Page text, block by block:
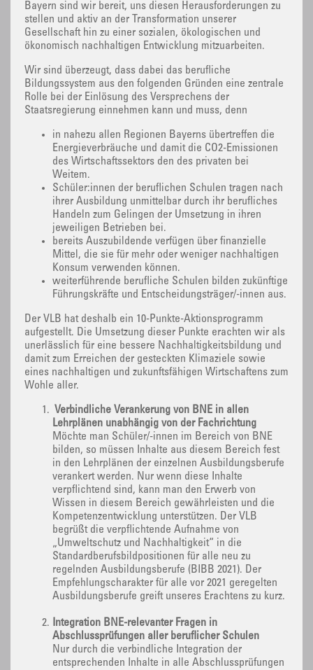
Bayern sind wir bereit, uns diesen Herausforderungen zu
stellen und aktiv an der Transformation unserer
Gesellschaft hin zu einer sozialen, ökologischen und
ökonomisch nachhaltigen Entwicklung mitzuarbeiten.
Wir sind überzeugt, dass dabei das berufliche
Bildungssystem aus den folgenden Gründen eine zentrale
Rolle bei der Einlösung des Versprechens der
Staatsregierung einnehmen kann und muss, denn
in nahezu allen Regionen Bayerns übertreffen die
Energieverbräuche und damit die CO2-Emissionen
des Wirtschaftssektors den des privaten bei
Weitem.
Schüler:innen der beruflichen Schulen tragen nach
ihrer Ausbildung unmittelbar durch ihr berufliches
Handeln zum Gelingen der Umsetzung in ihren
jeweiligen Betrieben bei.
bereits Auszubildende verfügen über finanzielle
Mittel, die sie für mehr oder weniger nachhaltigen
Konsum verwenden können.
weiterführende berufliche Schulen bilden zukünftige
Führungskräfte und Entscheidungsträger/-innen aus.
Der VLB hat deshalb ein 10-Punkte-Aktionsprogramm
aufgestellt. Die Umsetzung dieser Punkte erachten wir als
unerlässlich für eine bessere Nachhaltigkeitsbildung und
damit zum Erreichen der gesteckten Klimaziele sowie
eines nachhaltigen und zukunftsfähigen Wirtschaftens zum
Wohle aller.
Verbindliche Verankerung von BNE in allen
Lehrplänen unabhängig von der Fachrichtung
Möchte man Schüler/-innen im Bereich von BNE
bilden, so müssen Inhalte aus diesem Bereich fest
in den Lehrplänen der einzelnen Ausbildungsberufe
verankert werden. Nur wenn diese Inhalte
verpflichtend sind, kann man den Erwerb von
Wissen in diesem Bereich gewährleisten und die
Kompetenzentwicklung unterstützen. Der VLB
begrüßt die verpflichtende Aufnahme von
„Umweltschutz und Nachhaltigkeit“ in die
Standardberufsbildpositionen für alle neu zu
regelnden Ausbildungsberufe (BIBB 2021). Der
Empfehlungscharakter für alle vor 2021 geregelten
Ausbildungsberufe greift unseres Erachtens zu kurz.
Integration BNE-relevanter Fragen in
Abschlussprüfungen aller beruflicher Schulen
Nur durch die verbindliche Integration der
entsprechenden Inhalte in alle Abschlussprüfungen